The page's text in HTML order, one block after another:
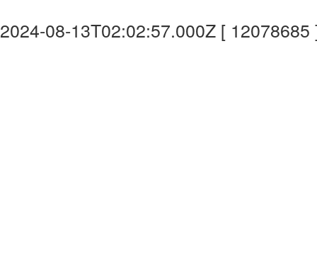
2024-08-13T02:02:57.000Z [ 12078685